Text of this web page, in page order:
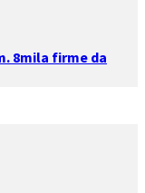
8mila firme da